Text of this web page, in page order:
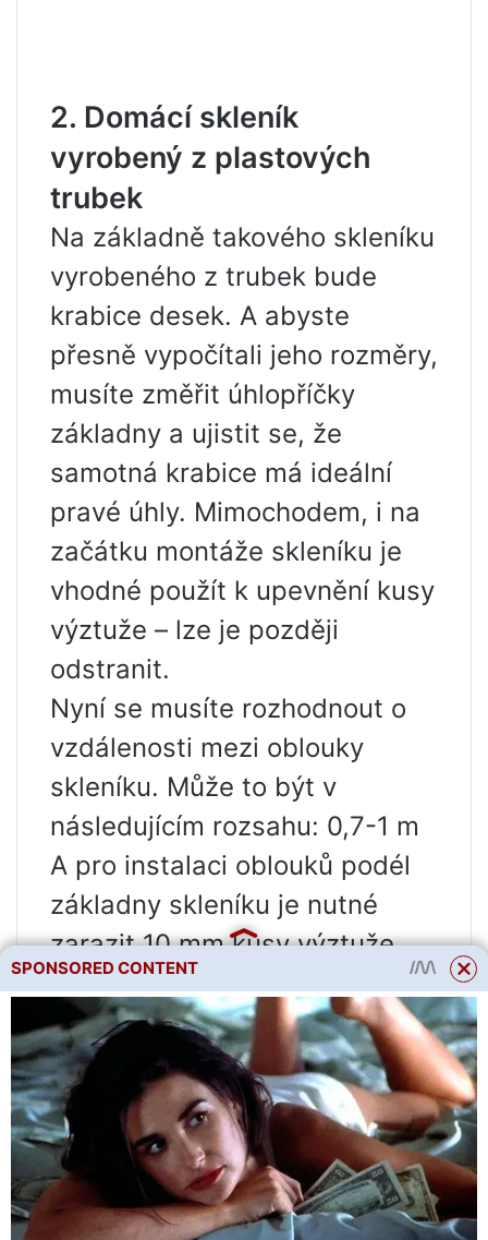
2. Domácí skleník
vyrobený z plastových
trubek
Na základně takového skleníku
vyrobeného z trubek bude
krabice desek. A abyste
přesně vypočítali jeho rozměry,
musíte změřit úhlopříčky
základny a ujistit se, že
samotná krabice má ideální
pravé úhly. Mimochodem, i na
začátku montáže skleníku je
vhodné použít k upevnění kusy
výztuže – lze je později
odstranit.
Nyní se musíte rozhodnout o
vzdálenosti mezi oblouky
skleníku. Může to být v
následujícím rozsahu: 0,7-1 m
A pro instalaci oblouků podél
základny skleníku je nutné
zarazit 10 mm kusy výztuže
tak, aby bylo ještě asi 30 cm
nad zemí.
Dále se PVC trubky rozřežou
na kusy a nasadí na armatury.
Konce těchto trubek by měly
být připevněny k základně
SPONSORED CONTENT